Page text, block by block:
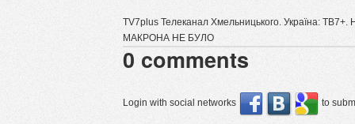
TV7plus Телеканал Хмельницького. Україна:
МАКРОНА НЕ БУЛО
0 comments
Login with social networks to